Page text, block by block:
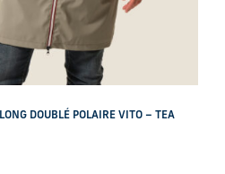
DOUBLÉ POLAIRE VITO – TEA